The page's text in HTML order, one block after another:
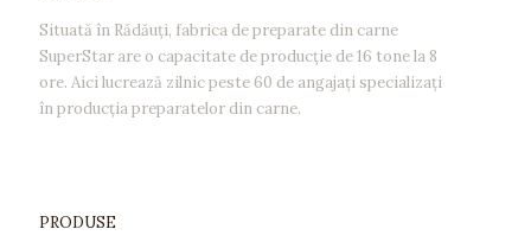
Situată în Rădăuţi, fabrica de preparate din carne
SuperStar are o capacitate de producţie de 16 tone la 8
ore. Aici lucrează zilnic peste 60 de angajaţi specializaţi
în producţia preparatelor din carne.
PRODUSE